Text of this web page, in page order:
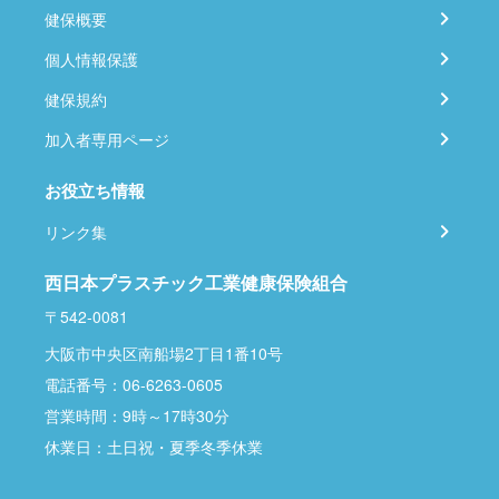
健保概要
個人情報保護
健保規約
加入者専用ページ
お役立ち情報
リンク集
西日本プラスチック工業健康保険組合
〒542-0081
大阪市中央区南船場2丁目1番10号
電話番号：06-6263-0605
営業時間：9時～17時30分
休業日：土日祝・夏季冬季休業